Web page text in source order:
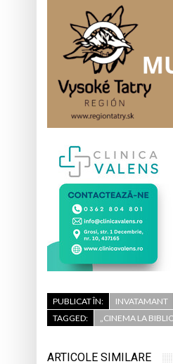
PUBLICAT ÎN:
INVATAMANT
TAGGED:
„CINEMA LA
ARTICOLE SIMILARE